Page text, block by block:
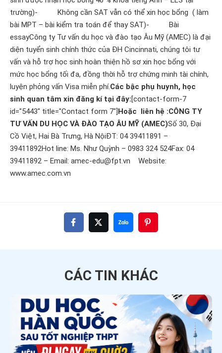
trường)- Không cần SAT vẫn có thể xin học bổng ( làm
bài MPT – bài kiểm tra toán để thay SAT)- Bài
essayCông ty Tư vấn du học và đào tạo Âu Mỹ (AMEC) là đại
diện tuyển sinh chính thức của ĐH Cincinnati, chúng tôi tư
vấn và hỗ trợ học sinh hoàn thiện hồ sơ xin học bổng với
mức học bổng tối đa, đồng thời hỗ trợ chứng minh tài chính,
luyện phỏng vấn Visa miễn phí.Các bậc phụ huynh, học
sinh quan tâm xin đăng kí tại đây:[contact-form-7
id="5443" title="Contact form 7"]Hoặc liên hệ :CÔNG TY
TƯ VẤN DU HỌC VÀ ĐÀO TẠO ÂU MỸ (AMEC)Số 30, Đại
Cồ Việt, Hai Bà Trưng, Hà NộiĐT: 04 39411891 –
39411892Hot line: Ms. Như Quỳnh – 0983 324 524Fax: 04
39411892 – Email: amec-edu@fpt.vn Website:
www.amec.com.vn
CÁC TIN KHÁC